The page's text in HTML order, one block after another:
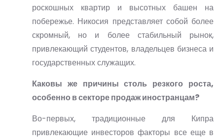
роскошных квартир и высотных башен на
побережье. Никосия представляет собой более
скромный, но и более стабильный рынок,
привлекающий студентов, владельцев бизнеса и
государственных служащих.
Каковы же причины столь резкого роста,
особенно в секторе продаж иностранцам?
Во-первых, традиционные для Кипра
привлекающие инвесторов факторы все еще в